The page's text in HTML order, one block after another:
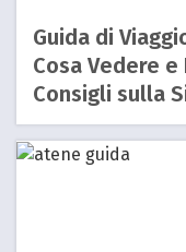
Guida di
Cosa Vedere
Consigli sulla